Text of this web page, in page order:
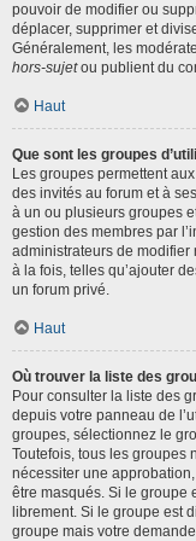
pouvoir de modifier ou
déplacer, supprimer et
Généralement, les
hors-sujetou publient du
Haut
Que sont les groupes
Les groupes permettent
des invités au forum et à
à un ou plusieurs groupes
gestion des membres par
administrateurs de
à la fois, telles qu’ajouter
un forum privé.
Haut
Où trouver la liste des
Pour consulter la liste des
depuis votre panneau de
groupes, sélectionnez le
Toutefois, tous les groupes
nécessiter une
être masqués. Si le groupe
librement. Si le groupe est
groupe mais votre